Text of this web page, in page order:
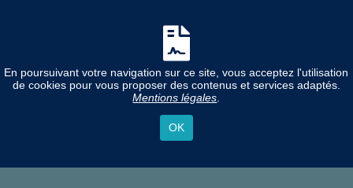
En poursuivant votre navigation sur ce site, vous acceptez l'utilisation
de cookies pour vous proposer des contenus et services adaptés.
Mentions légales
OK